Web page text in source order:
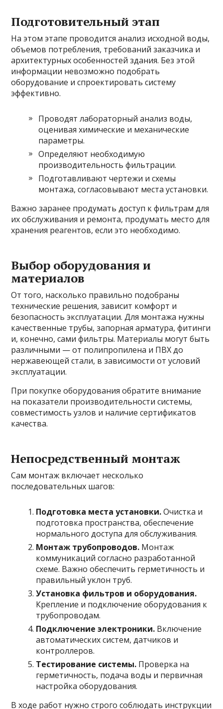
Подготовительный этап
На этом этапе проводится анализ исходной воды,
объемов потребления, требований заказчика и
архитектурных особенностей здания. Без этой
информации невозможно подобрать
оборудование и спроектировать систему
эффективно.
Проводят лабораторный анализ воды,
оценивая химические и механические
параметры.
Определяют необходимую
производительность фильтрации.
Подготавливают чертежи и схемы
монтажа, согласовывают места установки.
Важно заранее продумать доступ к фильтрам для
их обслуживания и ремонта, продумать место для
хранения реагентов, если это необходимо.
Выбор оборудования и
материалов
От того, насколько правильно подобраны
технические решения, зависит комфорт и
безопасность эксплуатации. Для монтажа нужны
качественные трубы, запорная арматура, фитинги
и, конечно, сами фильтры. Материалы могут быть
различными — от полипропилена и ПВХ до
нержавеющей стали, в зависимости от условий
эксплуатации.
При покупке оборудования обратите внимание
на показатели производительности системы,
совместимость узлов и наличие сертификатов
качества.
Непосредственный монтаж
Сам монтаж включает несколько
последовательных шагов:
Подготовка места установки.Очистка и
подготовка пространства, обеспечение
нормального доступа для обслуживания.
Монтаж трубопроводов. Монтаж
коммуникаций согласно разработанной
схеме. Важно обеспечить герметичность и
правильный уклон труб.
Установка фильтров и оборудования.
Крепление и подключение оборудования к
трубопроводам.
Подключение электроники. Включение
автоматических систем, датчиков и
контроллеров.
Тестирование системы. Проверка на
герметичность, подача воды и первичная
настройка оборудования.
В ходе работ нужно строго соблюдать инструкции